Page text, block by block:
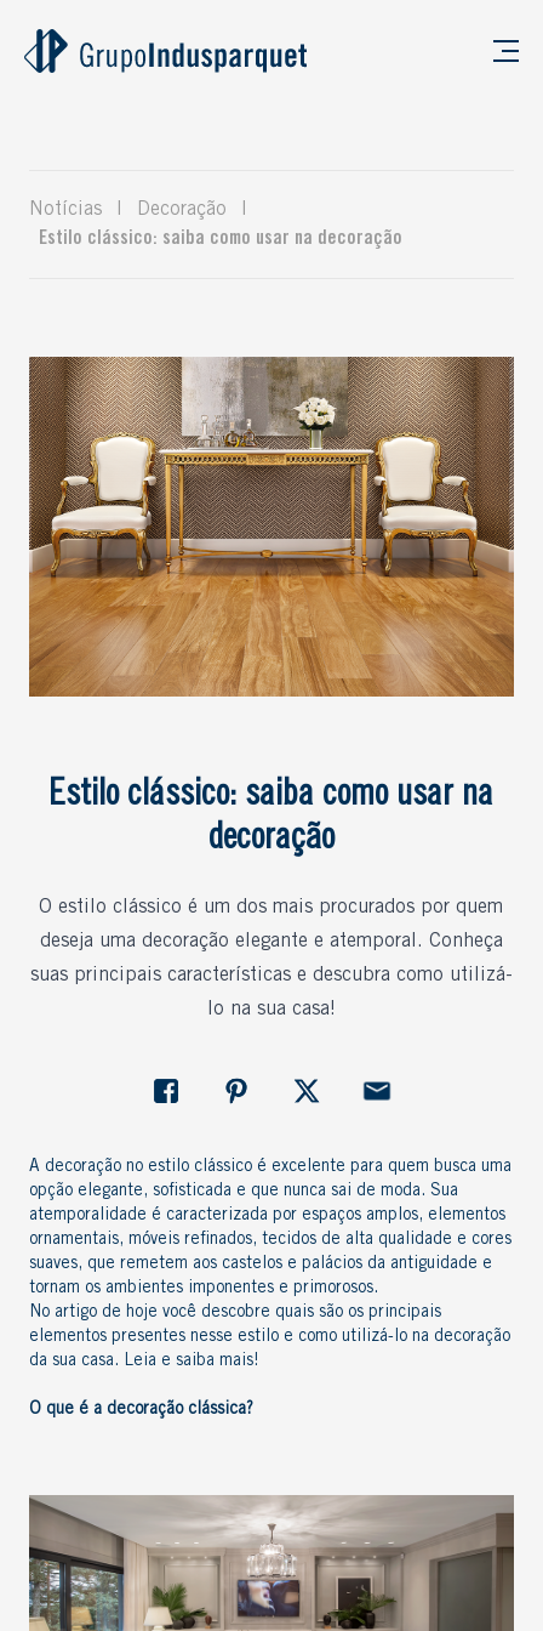
Notícias Decoração
Estilo clássico: saiba como usar na decoração
Estilo clássico: saiba como usar na
decoração
O estilo clássico é um dos mais procurados por quem
deseja uma decoração elegante e atemporal. Conheça
suas principais características e descubra como utilizá-
lo na sua casa!
A decoração no estilo clássico é excelente para quem busca uma
opção elegante, sofisticada e que nunca sai de moda. Sua
atemporalidade é caracterizada por espaços amplos, elementos
ornamentais, móveis refinados, tecidos de alta qualidade e cores
suaves, que remetem aos castelos e palácios da antiguidade e
tornam os ambientes imponentes e primorosos.
No artigo de hoje você descobre quais são os principais
elementos presentes nesse estilo e como utilizá-lo na decoração
da sua casa. Leia e saiba mais!
O que é a decoração clássica?